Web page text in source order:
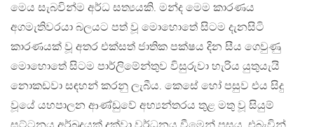
මෙය සැබවින්ම අර්ධ සත්‍යයකි. මන්ද මෙම කාරණය
අගමැතිවරයා බලයට පත් වූ මොහොතේ සිටම දැනසිටි
කාරණයක් වූ අතර එක්සත් ජාතික පක්ෂය දින සීය ගෙවුණු
මොහොතේ සිටම පාර්ලිමේන්තුව විසුරුවා හැරිය යුතුයැයි
නොකඩවා සඳහන් කරනු ලැබීය. කෙසේ හෝ පසුව එය සිදු
වූයේ යහපාලන ආණ්ඩුවේ අභ්‍යන්තරය තුළ මතු වූ සියුම්